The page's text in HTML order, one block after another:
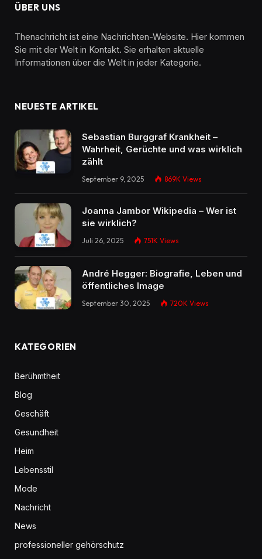
ÜBER UNS
Thenachricht ist eine Nachrichten-Website. Hier kommen
Sie mit der Welt in Kontakt. Sie erhalten aktuelle
Informationen über die Welt in jeder Kategorie.
NEUESTE ARTIKEL
Sebastian Burggraf Krankheit –
Wahrheit, Gerüchte und was wirklich
zählt
September 9, 2025 869K Views
Joanna Jambor Wikipedia – Wer ist
sie wirklich?
Juli 26, 2025 751K Views
André Hegger: Biografie, Leben und
öffentliches Image
September 30, 2025 720K Views
KATEGORIEN
Berühmtheit
Blog
Geschäft
Gesundheit
Heim
Lebensstil
Mode
Nachricht
News
professioneller gehörschutz